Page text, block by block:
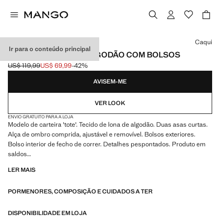
Ir para o conteúdo principal
CARTEIRA TOTE DE ALGODÃO COM BOLSOS
Preço inicial riscado [US$ 119,99 ]
US$ 119,99
Preço atual [US$ 69,99 ]
US$ 69,99-42%
Selecione uma cor
Caqui
AVISEM-ME
VER LOOK
ENVIO GRATUITO PARA A LOJA
Modelo de carteira 'tote'. Tecido de lona de algodão. Duas asas curtas.
Alça de ombro comprida, ajustável e removível. Bolsos exteriores.
Bolso interior de fecho de correr. Detalhes pespontados. Produto em
saldos
14.0x40.0x45.0 cm (Comprimento x Altura x Largura)
LER MAIS
PORMENORES, COMPOSIÇÃO E CUIDADOS A TER
DISPONIBILIDADE EM LOJA